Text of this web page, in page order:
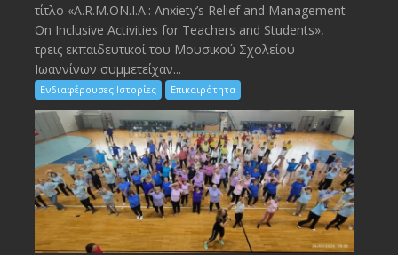
τίτλο «A.R.M.ON.I.A.: Anxiety’s Relief and Management
On Inclusive Activities for Teachers and Students»,
τρεις εκπαιδευτικοί του Μουσικού Σχολείου
Ιωαννίνων συμμετείχαν...
Ενδιαφέρουσες Ιστορίες Επικαιρότητα